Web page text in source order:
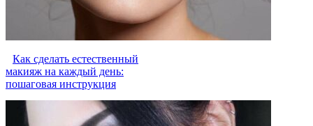
Как сделать естественный
макияж на каждый день:
пошаговая инструкция